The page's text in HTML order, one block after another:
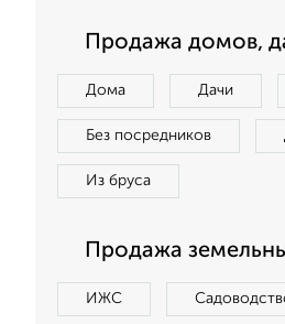
Продажа домов,
Дома Дачи
Без посредников
Из бруса
Продажа
ИЖС